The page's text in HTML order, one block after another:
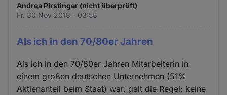
Andrea Pirstinger (nicht überprüft)
Fr. 30 Nov 2018 - 03:58
Als ich in den 70/80er Jahren
Als ich in den 70/80er Jahren Mitarbeiterin in
einem großen deutschen Unternehmen (51%
Aktienanteil beim Staat) war, galt die Regel: keine